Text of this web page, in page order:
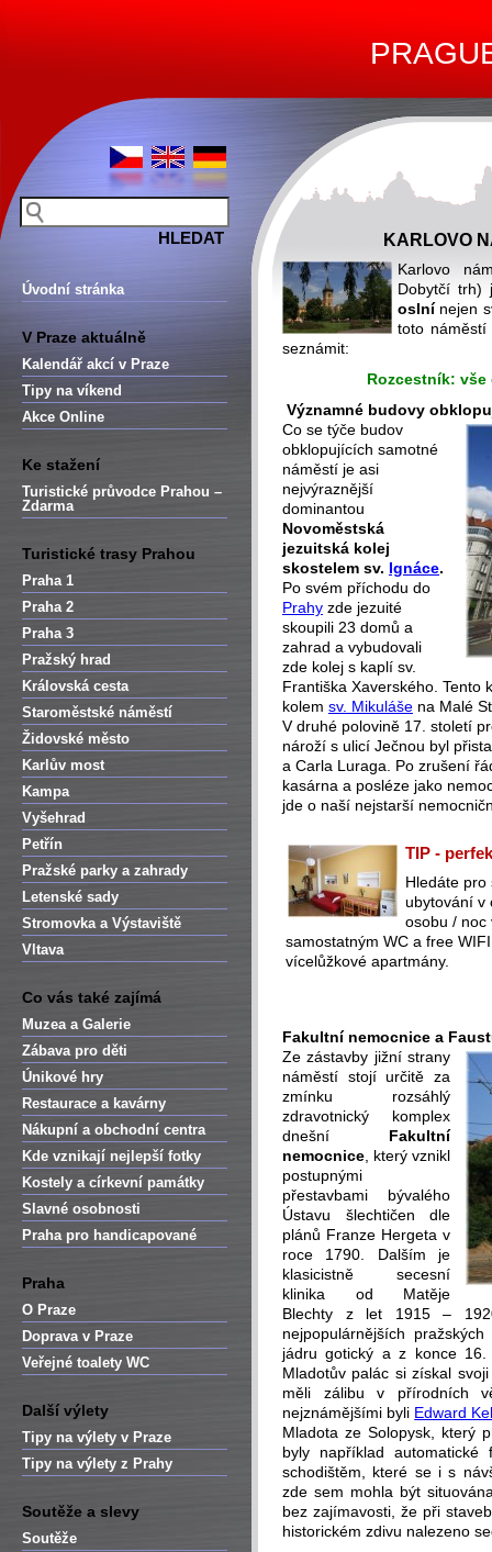
Úvodní stránka
V Praze aktuálně
Kalendář akcí v Praze
Tipy na víkend
Akce Online
Ke stažení
Turistické průvodce Prahou –
Zdarma
Turistické trasy Prahou
Praha 1
Praha 2
Praha 3
Pražský hrad
Královská cesta
Staroměstské náměstí
Židovské město
Karlův most
Kampa
Vyšehrad
Petřín
Pražské parky a zahrady
Letenské sady
Stromovka a Výstaviště
Vltava
Co vás také zajímá
Muzea a Galerie
Zábava pro děti
Únikové hry
Restaurace a kavárny
Nákupní a obchodní centra
Kde vznikají nejlepší fotky
Kostely a církevní památky
Slavné osobnosti
Praha pro handicapované
Praha
O Praze
Doprava v Praze
Veřejné toalety WC
Další výlety
Tipy na výlety v Praze
Tipy na výlety z Prahy
Soutěže a slevy
Soutěže
KARLOVO
Karlovo
Dobytčí
oslnínejen
toto náměstí
seznámit:
Rozcestník:
Významné budovy
Co se týče budov
obklopujících samotné
náměstí je asi
nejvýraznější
dominantou
Novoměstská
jezuitská kolej
skostelem sv. Ignáce.
Po svém příchodu do
Prahy zde jezuité
skoupili 23 domů a
zahrad a vybudovali
zde kolej s kaplí sv.
Františka Xaverského. Tento
kolem sv. Mikuláše na Malé
V druhé polovině 17. století
nároží s ulicí Ječnou byl
a Carla Luraga. Po zrušení
kasárna a posléze jako
jde o naší nejstarší
TIP -
Hledáte pro
ubytování v
osobu / noc
samostatným WC a free
vícelůžkové apartmány.
Fakultní nemocnice a
Ze zástavby jižní strany
náměstí stojí určitě za
zmínku rozsáhlý
zdravotnický komplex
dnešní Fakultní
nemocnice , který vznikl
postupnými
přestavbami bývalého
Ústavu šlechtičen dle
plánů Franze Hergeta v
roce 1790. Dalším je
klasicistně secesní
klinika od Matěje
Blechty z let 1915 –
nejpopulárnějších
jádru gotický a z konce
Mladotův palác si získal
měli zálibu v přírodních
nejznámějšími byli Edward
Mladota ze Solopysk, který
byly například
schodištěm, které se i s
zde sem mohla být
bez zajímavosti, že při
historickém zdivu nalezeno